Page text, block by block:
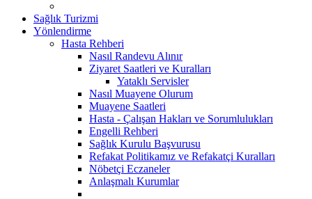
Sağlık Turizmi
Yönlendirme
Hasta Rehberi
Nasıl Randevu Alınır
Ziyaret Saatleri ve Kuralları
Yataklı Servisler
Nasıl Muayene Olurum
Muayene Saatleri
Hasta - Çalışan Hakları ve Sorumlulukları
Engelli Rehberi
Sağlık Kurulu Başvurusu
Refakat Politikamız ve Refakatçi Kuralları
Nöbetçi Eczaneler
Anlaşmalı Kurumlar